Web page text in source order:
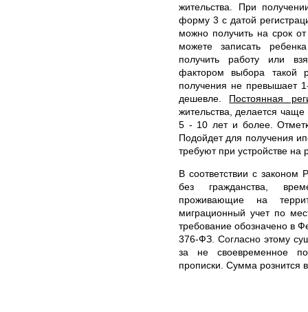
жительства. При
форму 3 с датой
можно получить на срок
можете записать
получить работу или
фактором выбора такой
получения не превышает
дешевле. Постоянная
жительства, делается
5 - 10 лет и более.
Подойдет для получения
требуют при устройстве на
В соответствии с
без гражданства,
проживающие на
миграционный учет по
требование обозначено в
376-ФЗ. Согласно этому
за не своевременное
прописки. Сумма рознится